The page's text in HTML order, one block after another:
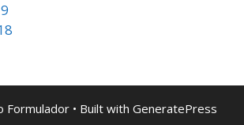
• Built with GeneratePress